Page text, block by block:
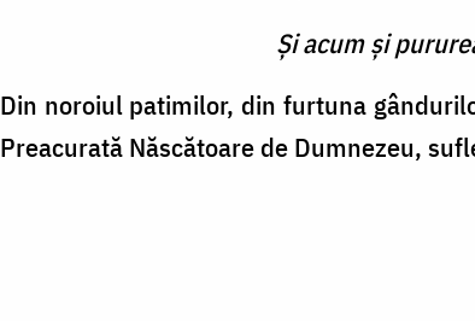
Şi acum şi
Din noroiul patimilor, din furtuna
Preacu­rată Născătoare de Dumnezeu,